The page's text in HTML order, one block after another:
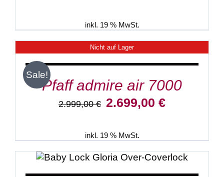
inkl. 19 % MwSt.
Nicht auf Lager
Sale!
DETAILS
Pfaff admire air 7000
2.999,00€ Ursprünglicher
2.999,00 €
2.699,00 €Aktueller
inkl. 19 % MwSt.
IN DEN WARENKORB / DETAILS